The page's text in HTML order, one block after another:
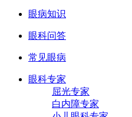
眼病知识
眼科问答
常见眼病
眼科专家
屈光专家
白内障专家